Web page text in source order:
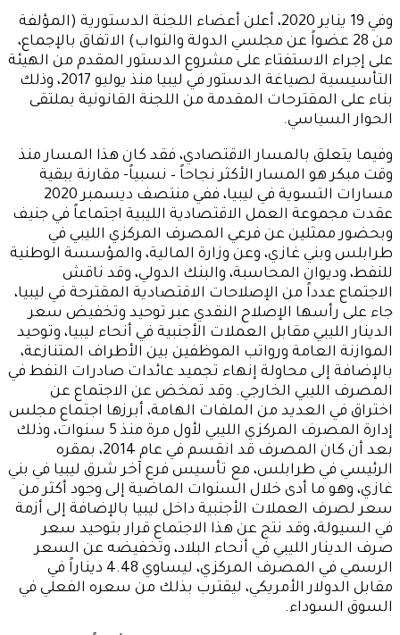
وفي 19 يناير 2020، أعلن أعضاء اللجنة الدستورية (المؤلفة
من 28 عضواً عن مجلسي الدولة والنواب) الاتفاق بالإجماع،
على إجراء الاستفتاء على مشروع الدستور المقدم من الهيئة
التأسيسية لصياغة الدستور في ليبيا منذ يوليو 2017، وذلك
بناء على المقترحات المقدمة من اللجنة القانونية بملتقى
الحوار السياسي.
وفيما يتعلق بالمسار الاقتصادي، فقد كان هذا المسار منذ
وقت مبكر هو المسار الأكثر نجاحاً – نسبياً- مقارنة ببقية
مسارات التسوية في ليبيا، ففي منتصف ديسمبر 2020
عقدت مجموعة العمل الاقتصادية الليبية اجتماعاً في جنيف
وبحضور ممثلين عن فرعي المصرف المركزي الليبي في
طرابلس وبني غازي، وعن وزارة المالية، والمؤسسة الوطنية
للنفط، وديوان المحاسبة، والبنك الدولي، وقد ناقش
الاجتماع عدداً من الإصلاحات الاقتصادية المقترحة في ليبيا،
جاء على رأسها الإصلاح النقدي عبر توحيد وتخفيض سعر
الدينار الليبي مقابل العملات الأجنبية في أنحاء ليبيا، وتوحيد
الموازنة العامة ورواتب الموظفين بين الأطراف المتنازعة،
بالإضافة إلى محاولة إنهاء تجميد عائدات صادرات النفط في
المصرف الليبي الخارجي. وقد تمخض عن الاجتماع عن
اختراق في العديد من الملفات الهامة، أبرزها اجتماع مجلس
إدارة المصرف المركزي الليبي لأول مرة منذ 5 سنوات، وذلك
بعد أن كان المصرف قد انقسم في عام 2014، بمقره
الرئيسي في طرابلس، مع تأسيس فرع آخر شرق ليبيا في بني
غازي، وهو ما أدى خلال السنوات الماضية إلى وجود أكثر من
سعر لصرف العملات الأجنبية داخل ليبيا بالإضافة إلى أزمة
في السيولة، وقد نتج عن هذا الاجتماع قرار بتوحيد سعر
صرف الدينار الليبي في أنحاء البلاد، وتخفيضه عن السعر
الرسمي في المصرف المركزي، ليساوي 4.48 ديناراً في
مقابل الدولار الأمريكي، ليقترب بذلك من سعره الفعلي في
السوق السوداء.